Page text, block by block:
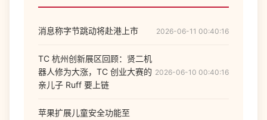
消息称字节跳动将赴港上市 2026-06-11 00:40:16
TC 杭州创新展区回顾：贤二机
器人修为大涨，TC 创业大赛的
亲儿子 Ruff 要上链
2026-06-10 00:40:16
苹果扩展儿童安全功能至